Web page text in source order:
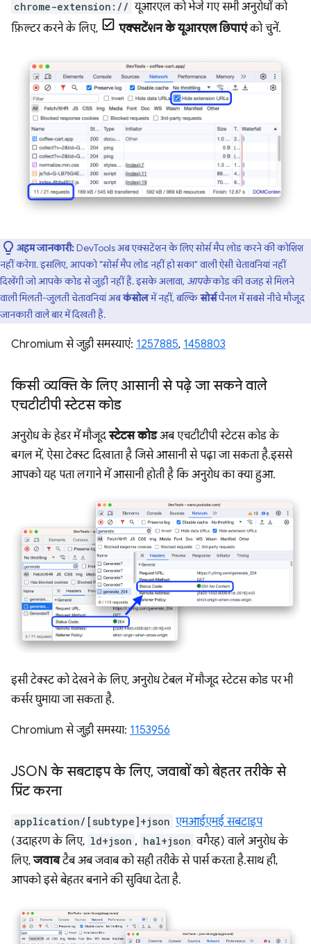
chrome-extension:// यूआरएल को भेजे गए सभी अनुरोधों को
फ़िल्टर करने के लिए,
एक्सटेंशन के यूआरएल छिपाएंको चुनें.
अहम जानकारी:DevTools अब एक्सटेंशन के लिए सोर्स मैप लोड करने की कोशिश
नहीं करेगा. इसलिए, आपको "सोर्स मैप लोड नहीं हो सका" वाली ऐसी चेतावनियां नहीं
दिखेंगी जो आपके कोड से जुड़ी नहीं हैं. इसके अलावा, आपकेकोड की वजह से मिलने
वाली मिलती-जुलती चेतावनियां अबकंसोलमें नहीं, बल्किसोर्सपैनल में सबसे नीचे मौजूद
जानकारी वाले बार में दिखती हैं.
Chromium से जुड़ी समस्याएं: 1257885, 1458803
किसी व्यक्ति के लिए आसानी से पढ़े जा सकने वाले
एचटीटीपी स्टेटस कोड
अनुरोध के हेडर में मौजूदस्टेटस कोडअब एचटीटीपी स्टेटस कोड के
बगल में, ऐसा टेक्स्ट दिखाता है जिसे आसानी से पढ़ा जा सकता है. इससे
आपको यह पता लगाने में आसानी होती है कि अनुरोध का क्या हुआ.
इसी टेक्स्ट को देखने के लिए, अनुरोध टेबल में मौजूद स्टेटस कोड पर भी
कर्सर घुमाया जा सकता है.
Chromium से जुड़ी समस्या: 1153956
JSON के सबटाइप के लिए, जवाबों को बेहतर तरीके से
प्रिंट करना
application/[subtype]+json एमआईएमई सबटाइप
(उदाहरण के लिए, ld+json , hal+json वगैरह) वाले अनुरोध के
लिए,जवाबटैब अब जवाब को सही तरीके से पार्स करता है. साथ ही,
आपको इसे बेहतर बनाने की सुविधा देता है.